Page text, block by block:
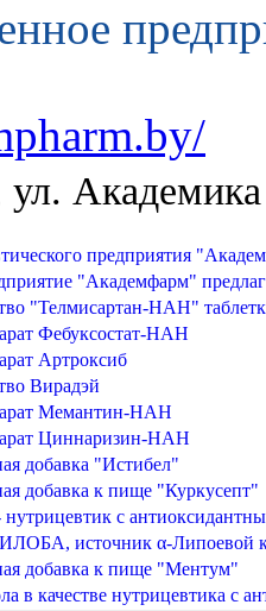
предприятия
"Академфарм"
"Телмисартан-НАН"
Фебуксостат-НАН
Артроксиб
Вирадэй
Мемантин-НАН
Циннаризин-НАН
добавка "Истибел"
добавка к пище "Куркусепт"
с
источник α-Липоевой
добавка к пище "Ментум"
в качестве нутрицевтика с